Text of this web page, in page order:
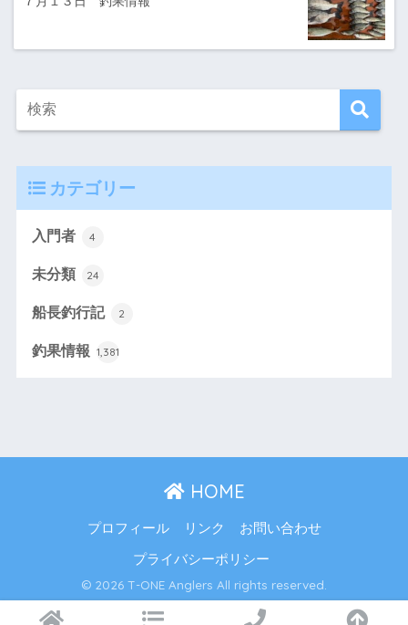
カテゴリー
入門者 4
未分類 24
船長釣行記 2
釣果情報 1,381
HOME
プロフィール リンク お問い合わせ
プライバシーポリシー
© 2026 T-ONE Anglers All rights reserved.